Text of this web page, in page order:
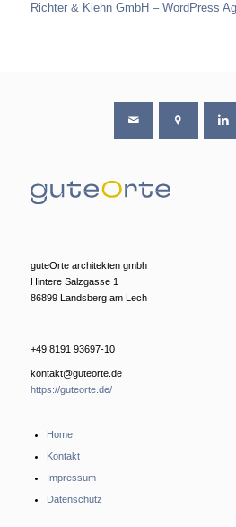
Richter & Kiehn GmbH – WordPress
guteOrte architekten gmbh
Hintere Salzgasse 1
86899 Landsberg am Lech
+49 8191 93697-10
kontakt@guteorte.de
https://guteorte.de/
Home
Kontakt
Impressum
Datenschutz